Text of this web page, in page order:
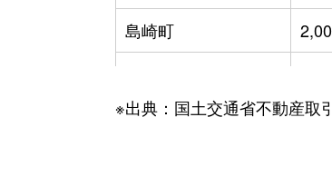
島崎町
高茶屋小森町
※出典：国土交通省不動産取